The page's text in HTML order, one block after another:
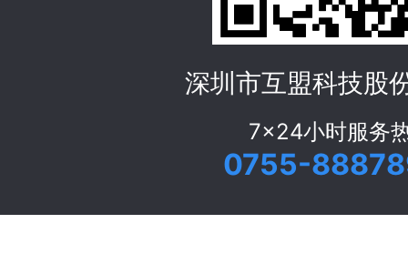
深圳市互盟科技股
7x24小时服务
0755-